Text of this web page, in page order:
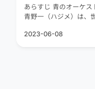
あらすじ 青のオーケ
青野一（ハジメ）は、
2023-06-08